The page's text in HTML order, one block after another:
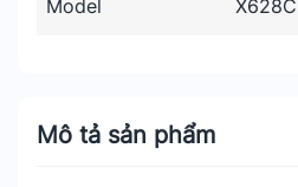
Mô tả sản phẩm
Model X628C